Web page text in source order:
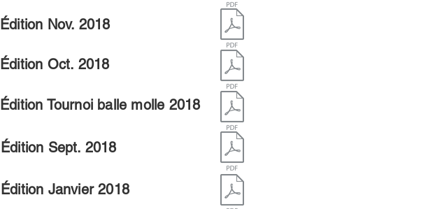
Édition Nov. 2018
Édition Oct. 2018
Édition Tournoi balle molle 2018
Édition Sept. 2018
Édition Janvier 2018